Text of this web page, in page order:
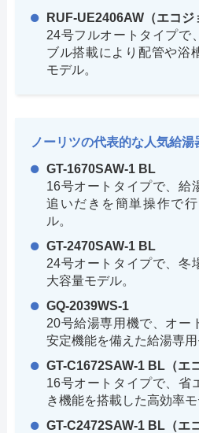
RUF-UE2406AW（エコジ
24号フルオートタイプで
ブル搭載により配管や浴
モデル。
ノーリツの代表的な人気給湯
GT-1670SAW-1 BL
16号オートタイプで、給
追いだきを簡単操作で
ル。
GT-2470SAW-1 BL
24号オートタイプで、冬
大容量モデル。
GQ-2039WS-1
20号給湯専用機で、オー
安定機能を備えた給湯専用
GT-C1672SAW-1 BL（エ
16号オートタイプで、省
き機能を搭載した高効率モ
GT-C2472SAW-1 BL（エ